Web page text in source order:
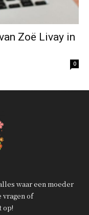
Zoë Livay in
0
waar een moeder
vragen of
op!